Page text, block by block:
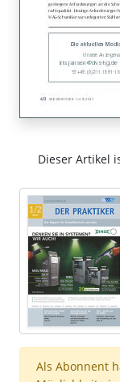
Dieser Artikel
Als Abonnent